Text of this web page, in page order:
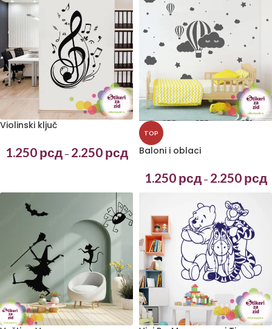
Violinski ključ
1.250 рсд – 2.250 рсд
TOP
Baloni i oblaci
1.250 рсд – 2.250 рсд